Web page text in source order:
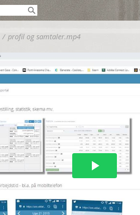
/ profil og samtaler.mp4